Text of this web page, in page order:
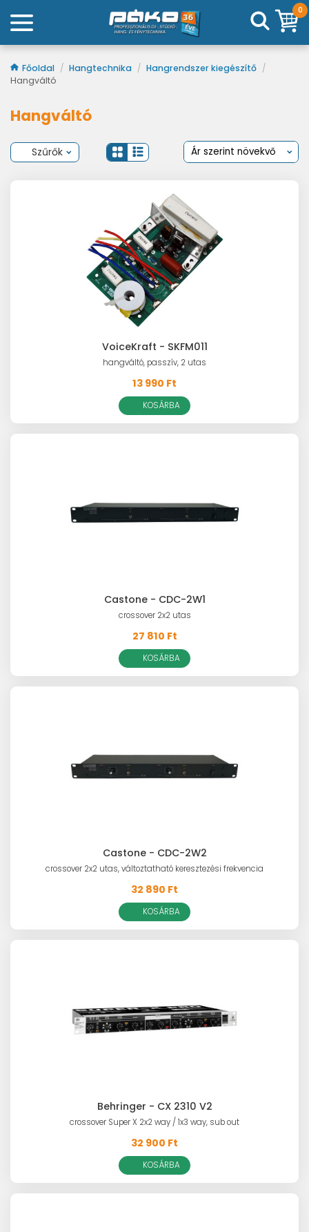
0
Főoldal / Hangtechnika / Hangrendszer kiegészítő /
Hangváltó
Hangváltó
Szűrők
VoiceKraft - SKFM011
hangváltó, passzív, 2 utas
13 990 Ft
KOSÁRBA
Castone - CDC-2W1
crossover 2x2 utas
27 810 Ft
KOSÁRBA
Castone - CDC-2W2
crossover 2x2 utas, változtatható keresztezési frekvencia
32 890 Ft
KOSÁRBA
Behringer - CX 2310 V2
crossover Super X 2x2 way / 1x3 way, sub out
32 900 Ft
KOSÁRBA